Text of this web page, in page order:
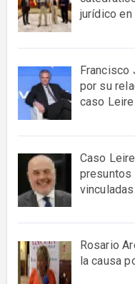
jurídico
Francisco
por su
caso Leire
Caso
presuntos
Rosario
la causa